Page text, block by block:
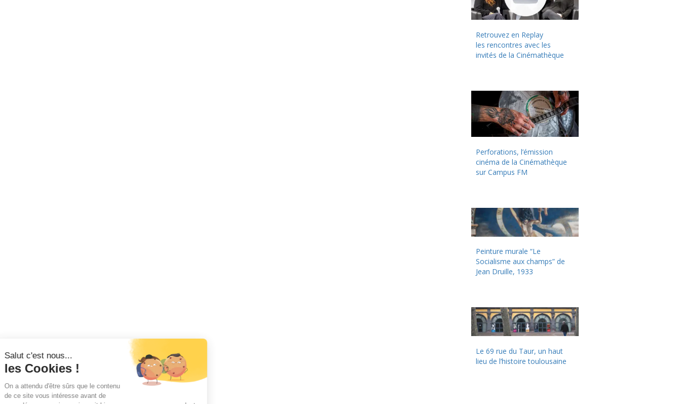
Retrouvez en Replay
les rencontres avec les
invités de la Cinémathèque
Perforations, l’émission
cinéma de la Cinémathèque
sur Campus FM
Peinture murale “Le
Socialisme aux champs” de
Jean Druille, 1933
Le 69 rue du Taur, un haut
lieu de l’histoire toulousaine